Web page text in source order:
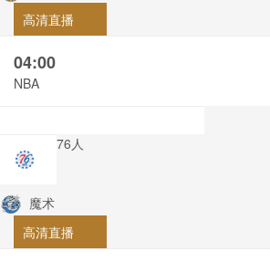
高清直播
04:00
NBA
76人
魔术
高清直播